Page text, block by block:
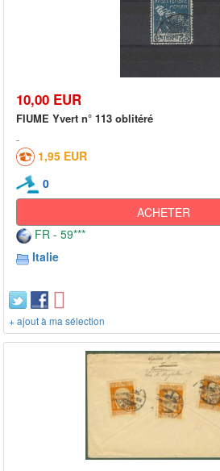
10,00 EUR
FIUME Yvert n° 113 oblitéré
1,95 EUR
0
ACHETER
FR - 59***
Italie
+ ajout à ma sélection